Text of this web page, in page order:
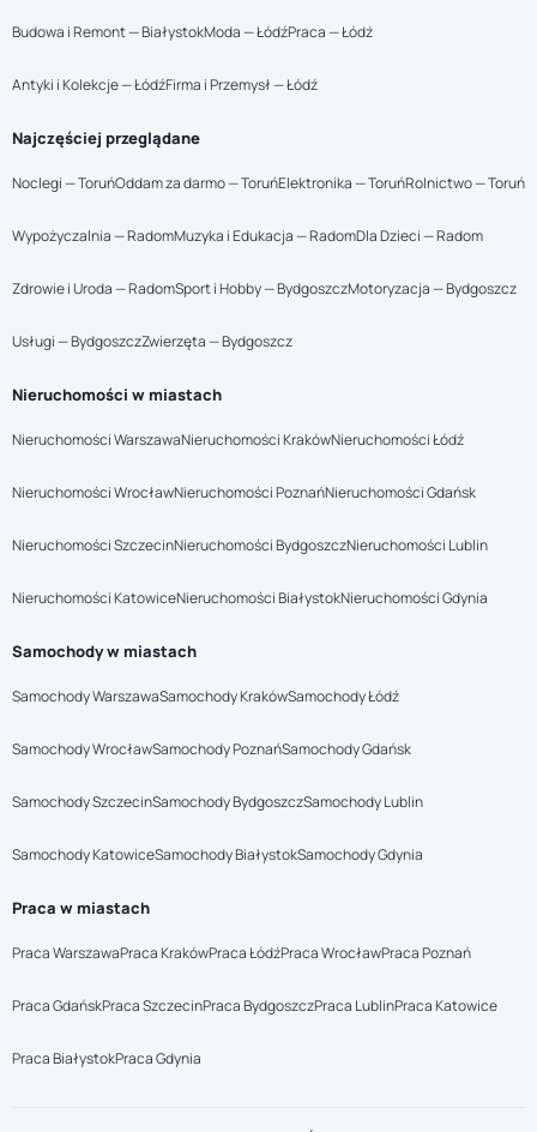
Budowa i Remont — BiałystokModa — ŁódźPraca — Łódź
Antyki i Kolekcje — ŁódźFirma i Przemysł — Łódź
Najczęściej przeglądane
Noclegi — ToruńOddam za darmo — ToruńElektronika — ToruńRolnictwo — Toruń
Wypożyczalnia — RadomMuzyka i Edukacja — RadomDla Dzieci — Radom
Zdrowie i Uroda — RadomSport i Hobby — BydgoszczMotoryzacja — Bydgoszcz
Usługi — BydgoszczZwierzęta — Bydgoszcz
Nieruchomości w miastach
Nieruchomości WarszawaNieruchomości KrakówNieruchomości Łódź
Nieruchomości WrocławNieruchomości PoznańNieruchomości Gdańsk
Nieruchomości SzczecinNieruchomości BydgoszczNieruchomości Lublin
Nieruchomości KatowiceNieruchomości BiałystokNieruchomości Gdynia
Samochody w miastach
Samochody WarszawaSamochody KrakówSamochody Łódź
Samochody WrocławSamochody PoznańSamochody Gdańsk
Samochody SzczecinSamochody BydgoszczSamochody Lublin
Samochody KatowiceSamochody BiałystokSamochody Gdynia
Praca w miastach
Praca WarszawaPraca KrakówPraca ŁódźPraca WrocławPraca Poznań
Praca GdańskPraca SzczecinPraca BydgoszczPraca LublinPraca Katowice
Praca BiałystokPraca Gdynia